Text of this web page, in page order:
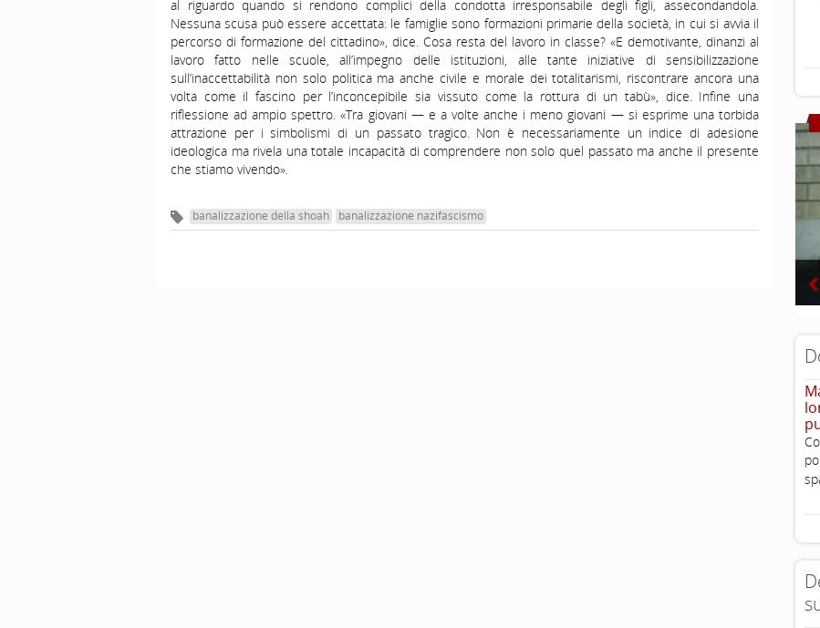
al riguardo quando si rendono complici della condotta irresponsabile degli figli, assecondandola.
Nessuna scusa può essere accettata: le famiglie sono formazioni primarie della società, in cui si avvia il
percorso di formazione del cittadino», dice. Cosa resta del lavoro in classe? «E demotivante, dinanzi al
lavoro fatto nelle scuole, all’impegno delle istituzioni, alle tante iniziative di sensibilizzazione
sull’inaccettabilità non solo politica ma anche civile e morale dei totalitarismi, riscontrare ancora una
volta come il fascino per l’inconcepibile sia vissuto come la rottura di un tabù», dice. Infine una
riflessione ad ampio spettro. «Tra giovani — e a volte anche i meno giovani — si esprime una torbida
attrazione per i simbolismi di un passato tragico. Non è necessariamente un indice di adesione
ideologica ma rivela una totale incapacità di comprendere non solo quel passato ma anche il presente
che stiamo vivendo».
banalizzazione della shoah banalizzazione nazifascismo